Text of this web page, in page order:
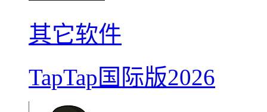
其它软件
TapTap国际版2026